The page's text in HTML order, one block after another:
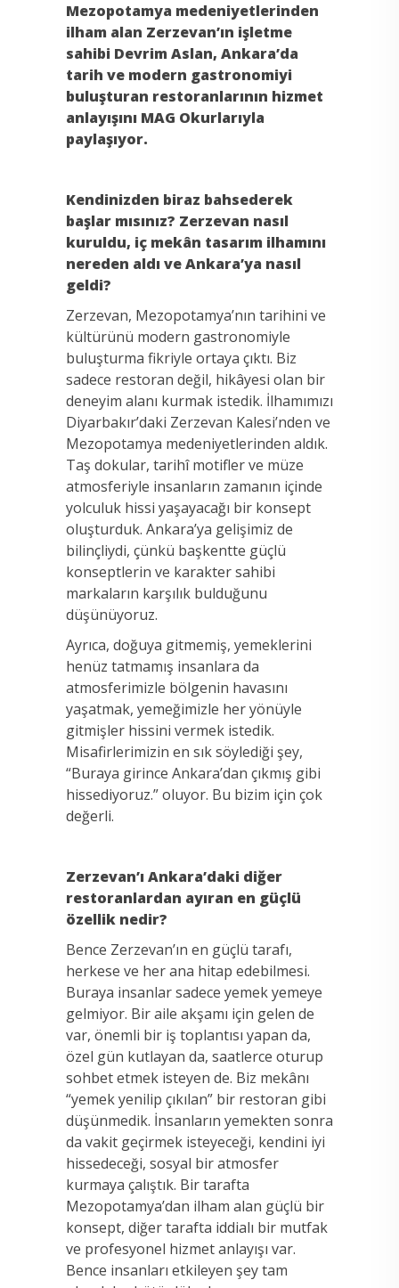
Mezopotamya medeniyetlerinden
ilham alan Zerzevan’ın işletme
sahibi Devrim Aslan, Ankara’da
tarih ve modern gastronomiyi
buluşturan restoranlarının hizmet
anlayışını MAG Okurlarıyla
paylaşıyor.
Kendinizden biraz bahsederek
başlar mısınız? Zerzevan nasıl
kuruldu, iç mekân tasarım ilhamını
nereden aldı ve Ankara’ya nasıl
geldi?
Zerzevan, Mezopotamya’nın tarihini ve
kültürünü modern gastronomiyle
buluşturma fikriyle ortaya çıktı. Biz
sadece restoran değil, hikâyesi olan bir
deneyim alanı kurmak istedik. İlhamımızı
Diyarbakır’daki Zerzevan Kalesi’nden ve
Mezopotamya medeniyetlerinden aldık.
Taş dokular, tarihî motifler ve müze
atmosferiyle insanların zamanın içinde
yolculuk hissi yaşayacağı bir konsept
oluşturduk. Ankara’ya gelişimiz de
bilinçliydi, çünkü başkentte güçlü
konseptlerin ve karakter sahibi
markaların karşılık bulduğunu
düşünüyoruz.
Ayrıca, doğuya gitmemiş, yemeklerini
henüz tatmamış insanlara da
atmosferimizle bölgenin havasını
yaşatmak, yemeğimizle her yönüyle
gitmişler hissini vermek istedik.
Misafirlerimizin en sık söylediği şey,
“Buraya girince Ankara’dan çıkmış gibi
hissediyoruz.” oluyor. Bu bizim için çok
değerli.
Zerzevan’ı Ankara’daki diğer
restoranlardan ayıran en güçlü
özellik nedir?
Bence Zerzevan’ın en güçlü tarafı,
herkese ve her ana hitap edebilmesi.
Buraya insanlar sadece yemek yemeye
gelmiyor. Bir aile akşamı için gelen de
var, önemli bir iş toplantısı yapan da,
özel gün kutlayan da, saatlerce oturup
sohbet etmek isteyen de. Biz mekânı
“yemek yenilip çıkılan” bir restoran gibi
düşünmedik. İnsanların yemekten sonra
da vakit geçirmek isteyeceği, kendini iyi
hissedeceği, sosyal bir atmosfer
kurmaya çalıştık. Bir tarafta
Mezopotamya’dan ilham alan güçlü bir
konsept, diğer tarafta iddialı bir mutfak
ve profesyonel hizmet anlayışı var.
Bence insanları etkileyen şey tam